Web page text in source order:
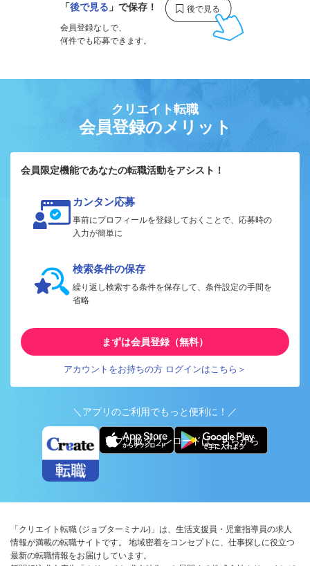
「後で見る 」で保存！
会員登録なしで、
何件でも応募できます。
クリエイト転職
会員登録のメリット
会員限定機能であなたの転職活動をアシスト！
カンタン応募
事前にプロフィールを登録しておくことで、応募時の
入力が簡単に
検索条件の保存
繰り返し検索する条件を保存して、条件設定の手間を
省略
まずは会員登録（無料）
アカウントをお持ちの方 ログインはこちら＞
＼アプリのご利用でもっと便利に！／
アプリ版ダウンロードはこちらから
「クリエイト転職 (ジョブターミナル)」は、生活支援員・児童指導員の求人
情報が満載の転職サイトです。 地域密着をコンセプトに、仕事探しに役立つ
最新の転職情報をお届けしています。